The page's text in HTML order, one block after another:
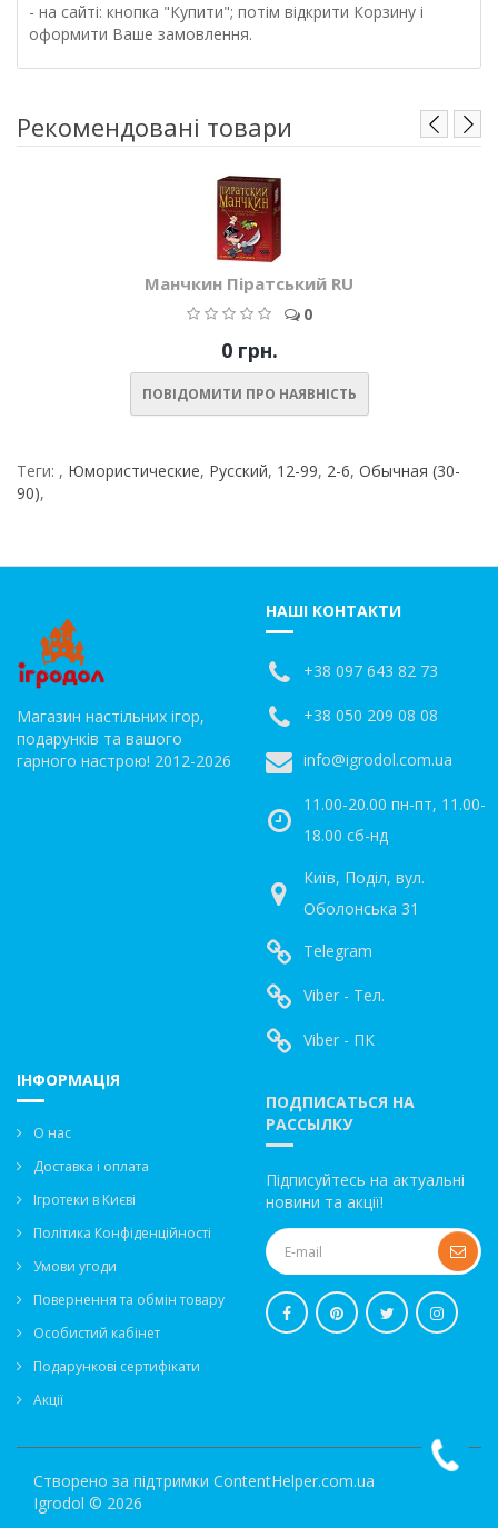
- на сайті: кнопка "Купити"; потім відкрити Корзину і
оформити Ваше замовлення.
Рекомендовані товари
Манчкин Піратський RU
0
0 грн.
ПОВІДОМИТИ ПРО НАЯВНІСТЬ
Теги: , Юмористические, Русский, 12-99, 2-6, Обычная (30-
90),
Магазин настільних ігор,
подарунків та вашого
гарного настрою! 2012-2026
НАШІ КОНТАКТИ
+38 097 643 82 73
+38 050 209 08 08
info@igrodol.com.ua
11.00-20.00 пн-пт, 11.00-
18.00 сб-нд
Київ, Поділ, вул.
Оболонська 31
Telegram
Viber - Тел.
Viber - ПК
ІНФОРМАЦІЯ
О нас
Доставка і оплата
Ігротеки в Києві
Політика Конфіденційності
Умови угоди
Повернення та обмін товару
Особистий кабінет
Подарункові сертифікати
Акції
ПОДПИСАТЬСЯ НА
РАССЫЛКУ
Підписуйтесь на актуальні
новини та акції!
Створено за підтримки ContentHelper.com.ua
Igrodol © 2026